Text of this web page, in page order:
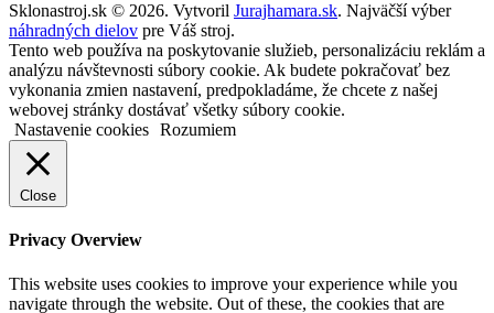
Sklonastroj.sk © 2026. Vytvoril Jurajhamara.sk. Najväčší výber
náhradných dielov pre Váš stroj.
Tento web používa na poskytovanie služieb, personalizáciu reklám a
analýzu návštevnosti súbory cookie. Ak budete pokračovať bez
vykonania zmien nastavení, predpokladáme, že chcete z našej
webovej stránky dostávať všetky súbory cookie.
Nastavenie cookies Rozumiem
Close
Privacy Overview
This website uses cookies to improve your experience while you
navigate through the website. Out of these, the cookies that are